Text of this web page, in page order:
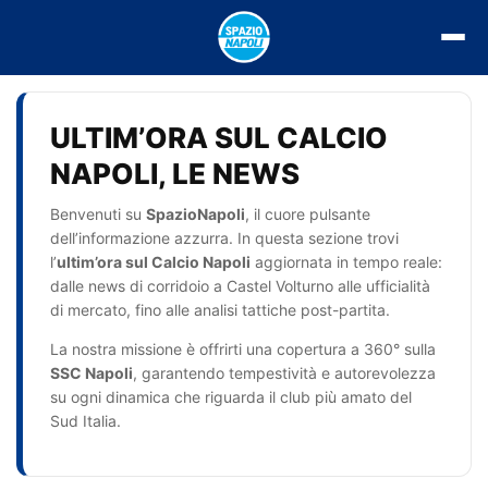
ULTIM’ORA SUL CALCIO
NAPOLI, LE NEWS
Benvenuti su SpazioNapoli, il cuore pulsante
dell’informazione azzurra. In questa sezione trovi
l’ultim’ora sul Calcio Napoli aggiornata in tempo reale:
dalle news di corridoio a Castel Volturno alle ufficialità
di mercato, fino alle analisi tattiche post-partita.
La nostra missione è offrirti una copertura a 360° sulla
SSC Napoli, garantendo tempestività e autorevolezza
su ogni dinamica che riguarda il club più amato del
Sud Italia.